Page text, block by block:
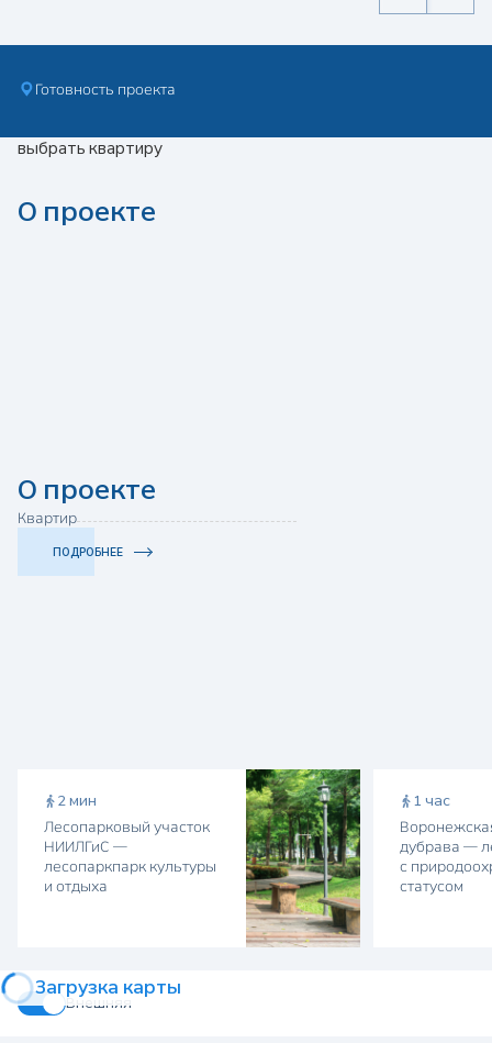
Готовность проекта
выбрать квартиру
О проекте
О проекте
Квартир
ПОДРОБНЕЕ
2 мин
Лесопарковый участок
НИИЛГиС —
лесопаркпарк культуры
и отдыха
1 час
дубрава —
с
статусом
Загрузка карты
Внешняя